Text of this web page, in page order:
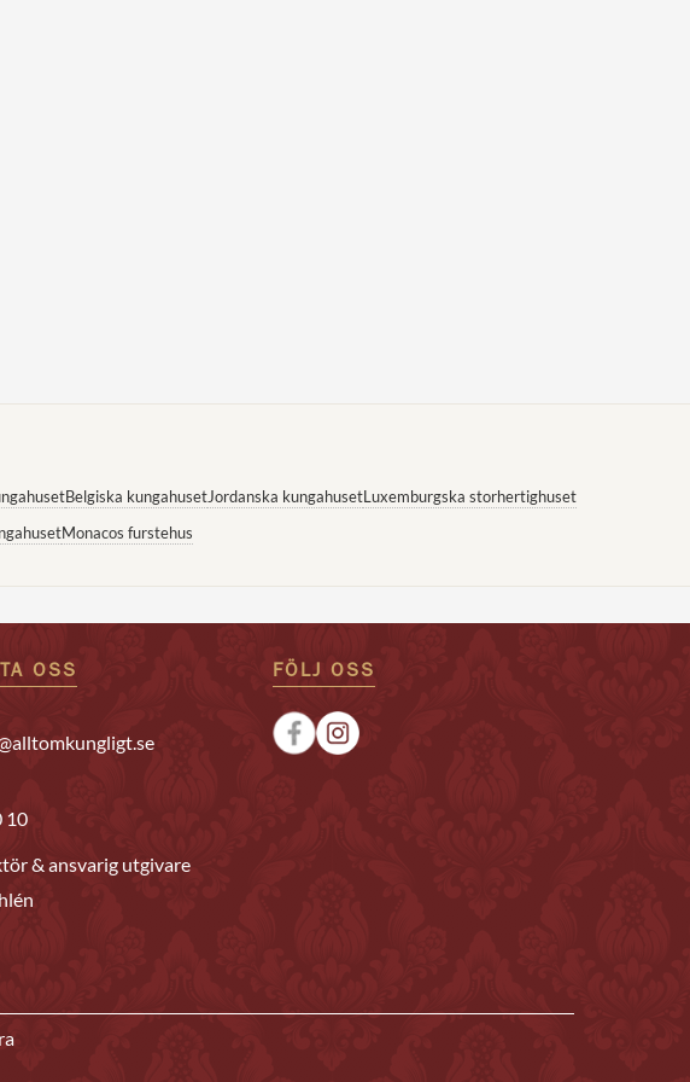
Belgiska kungahusetJordanska kungahusetLuxemburgska storhertighuset
Monacos furstehus
OSS
10
& ansvarig utgivare
FÖLJ OSS